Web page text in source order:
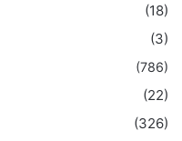
(18)
(3)
(786)
(22)
(326)